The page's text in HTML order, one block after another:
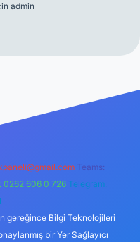
admin
Teams:
0262 606 0 726 Telegram:
gereğince Bilgi Teknolojileri
bir Yer Sağlayıcı